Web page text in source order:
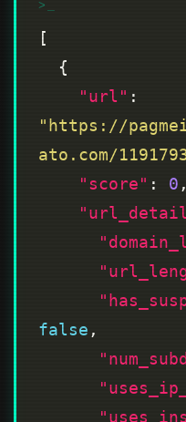
"url"
"https://
ato.com/
"score" : 0
false